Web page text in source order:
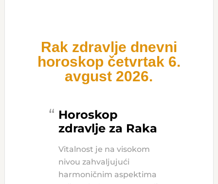
Rak zdravlje dnevni
horoskop četvrtak 6.
avgust 2026.
Horoskop
zdravlje za Raka
Vitalnost je na visokom
nivou zahvaljujući
harmoničnim aspektima